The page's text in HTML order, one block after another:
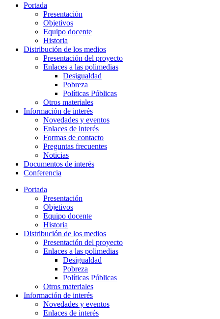
Portada
Presentación
Objetivos
Equipo docente
Historia
Distribución de los medios
Presentación del proyecto
Enlaces a las polimedias
Desigualdad
Pobreza
Políticas Públicas
Otros materiales
Información de interés
Novedades y eventos
Enlaces de interés
Formas de contacto
Preguntas frecuentes
Noticias
Documentos de interés
Conferencia
Portada
Presentación
Objetivos
Equipo docente
Historia
Distribución de los medios
Presentación del proyecto
Enlaces a las polimedias
Desigualdad
Pobreza
Políticas Públicas
Otros materiales
Información de interés
Novedades y eventos
Enlaces de interés